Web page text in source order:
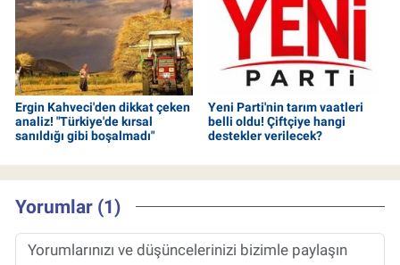
Ergin Kahveci'den dikkat çeken
analiz! "Türkiye'de kırsal
sanıldığı gibi boşalmadı"
Yeni Parti'nin tarım vaatleri
belli oldu! Çiftçiye hangi
destekler verilecek?
Yorumlar (1)